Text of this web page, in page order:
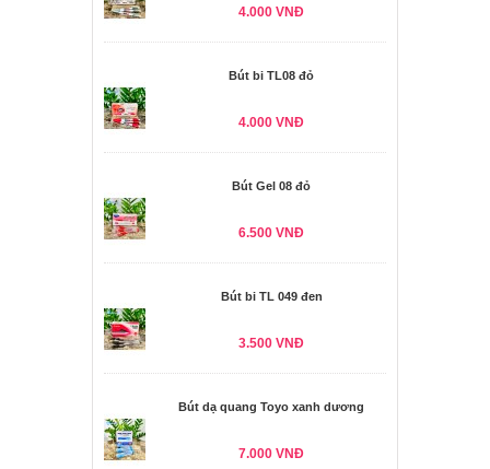
4.000 VNĐ
Bút bi TL08 đỏ
4.000 VNĐ
Bút Gel 08 đỏ
6.500 VNĐ
Bút bi TL 049 đen
3.500 VNĐ
Bút dạ quang Toyo xanh dương
7.000 VNĐ